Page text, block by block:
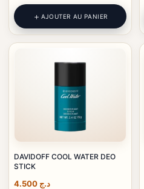
AJOUTER AU PANIER
DAVIDOFF COOL WATER DEO
STICK
د.ج